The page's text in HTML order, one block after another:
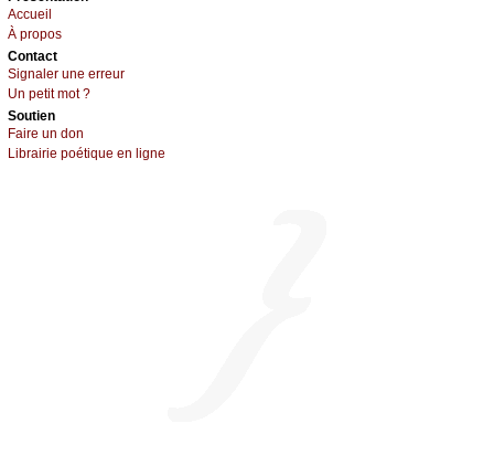
Acсuеil
À prоpos
Cоntact
Signaler une errеur
Un pеtit mоt ?
Sоutien
Fаirе un dоn
Librairiе pоétique en lignе